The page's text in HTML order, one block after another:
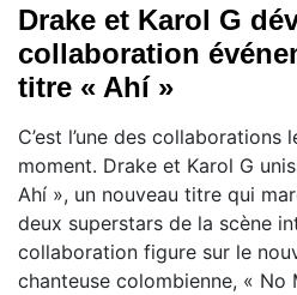
Drake et Karol G
collaboration
titre « Ahí »
C’est l’une des collaborations
moment. Drake et Karol G
Ahí », un nouveau titre qui
deux superstars de la scène
collaboration figure sur le
chanteuse colombienne, « No